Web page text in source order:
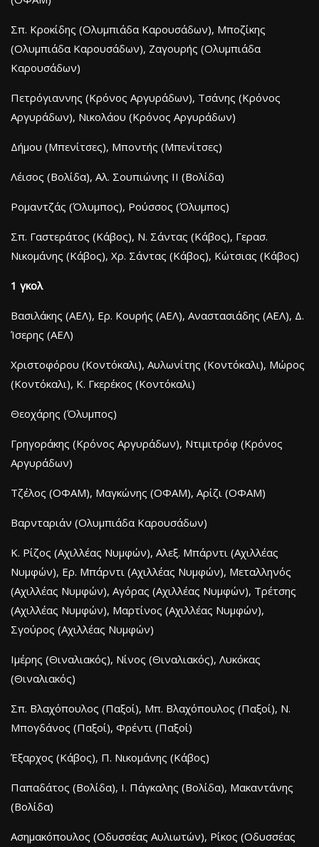
Σπ. Κροκίδης (Ολυμπιάδα Καρουσάδων), Μποζίκης
(Ολυμπιάδα Καρουσάδων), Ζαγουρής (Ολυμπιάδα
Καρουσάδων)
Πετρόγιαννης (Κρόνος Αργυράδων), Τσάνης (Κρόνος
Αργυράδων), Nικολάου (Κρόνος Αργυράδων)
Δήμου (Μπενίτσες), Μποντής (Μπενίτσες)
Λέισος (Βολίδα), Αλ. Σουπιώνης ΙΙ (Βολίδα)
Ρομαντζάς (Όλυμπος), Ρούσσος (Όλυμπος)
Σπ. Γαστεράτος (Κάβος), Ν. Σάντας (Κάβος), Γερασ.
Νικομάνης (Κάβος), Χρ. Σάντας (Κάβος), Κώτσιας (Κάβος)
1 γκολ
Βασιλάκης (ΑΕΛ), Ερ. Κουρής (ΑΕΛ), Αναστασιάδης (ΑΕΛ), Δ.
Ίσερης (ΑΕΛ)
Χριστοφόρου (Κοντόκαλι), Αυλωνίτης (Κοντόκαλι), Μώρος
(Κοντόκαλι), Κ. Γκερέκος (Κοντόκαλι)
Θεοχάρης (Όλυμπος)
Γρηγοράκης (Κρόνος Αργυράδων), Ντιμιτρόφ (Κρόνος
Αργυράδων)
Τζέλος (ΟΦΑΜ), Μαγκώνης (ΟΦΑΜ), Αρίζι (ΟΦΑΜ)
Βαρνταριάν (Ολυμπιάδα Καρουσάδων)
Κ. Ρίζος (Αχιλλέας Νυμφών), Αλεξ. Μπάρντι (Αχιλλέας
Νυμφών), Ερ. Μπάρντι (Αχιλλέας Νυμφών), Μεταλληνός
(Αχιλλέας Νυμφών), Αγόρας (Αχιλλέας Νυμφών), Τρέτσης
(Αχιλλέας Νυμφών), Μαρτίνος (Αχιλλέας Νυμφών),
Σγούρος (Αχιλλέας Νυμφών)
Ιμέρης (Θιναλιακός), Νίνος (Θιναλιακός), Λυκόκας
(Θιναλιακός)
Σπ. Βλαχόπουλος (Παξοί), Μπ. Βλαχόπουλος (Παξοί), Ν.
Μπογδάνος (Παξοί), Φρέντι (Παξοί)
Έξαρχος (Κάβος), Π. Νικομάνης (Κάβος)
Παπαδάτος (Βολίδα), Ι. Πάγκαλης (Βολίδα), Μακαντάνης
(Βολίδα)
Ασημακόπουλος (Οδυσσέας Αυλιωτών), Ρίκος (Οδυσσέας